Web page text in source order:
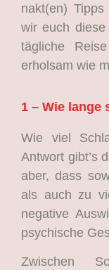
nakt(en)
wir euch
tägliche
erholsam wie
1 – Wie lange
Wie viel
Antwort gibt’s
aber, dass
als auch zu
negative
psychische
Zwischen